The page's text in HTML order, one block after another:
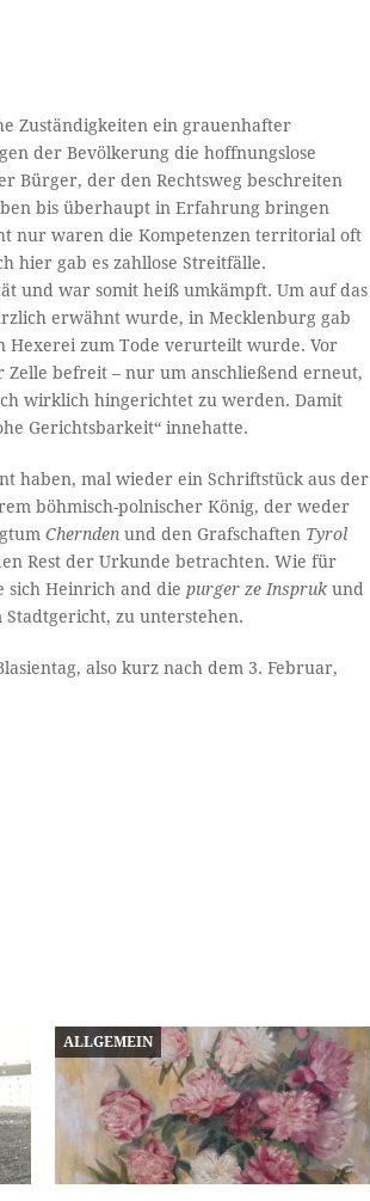
Zuständigkeiten ein grauenhafter
der Bevölkerung die hoffnungslose
Bürger, der den Rechtsweg beschreiten
bis überhaupt in Erfahrung bringen
nur waren die Kompetenzen territorial oft
hier gab es zahllose Streitfälle.
und war somit heiß umkämpft. Um auf das
erwähnt wurde, in Mecklenburg gab
Hexerei zum Tode verurteilt wurde. Vor
befreit – nur um anschließend erneut,
wirklich hingerichtet zu werden. Damit
Gerichtsbarkeit“ innehatte.
haben, mal wieder ein Schriftstück aus der
böhmisch-polnischer König, der weder
Cherndenund den Grafschaften Tyrol
Rest der Urkunde betrachten. Wie für
sich Heinrich and die purger ze Insprukund
zu unterstehen.
also kurz nach dem 3. Februar,
ALLGEMEIN